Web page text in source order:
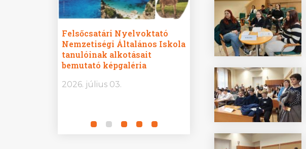
Felsőcsatári Nyelvoktató
Nemzetiségi Általános Iskola
tanulóinak alkotásait
bemutató képgaléria
2026. július 03.
Győrvári Béri Balogh Ádám
Általános
Iskola diákjainak alkotásait
bemutató képgaléria
2026. július 03.